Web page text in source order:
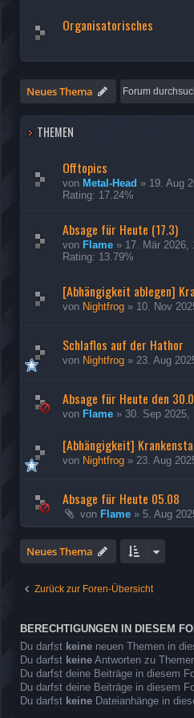
Organisatorisches
Neues Thema
THEMEN
Offtopics
von Metal-Head » 19. Aug
Rating: 17.24%
Absage für Heute (17.3)
von Flame » 17. Mär 2026,
Rating: 13.79%
[Abhängigkeit ablegen]
von Nightfrog » 10. Nov
Schlaflos auf der Hathor
von Nightfrog » 23. Aug
Absage für Heute den
von Flame » 30. Sep 2025,
[Abhängigkeit]
von Nightfrog » 23. Aug
Absage für Heute 05.08
von Flame » 5. Aug
Neues Thema
Zurück zur Foren-Übersicht
BERECHTIGUNGEN IN DIESEM
Du darfst keine neuen Themen in
Du darfst keine Antworten zu
Du darfst deine Beiträge in diesem
Du darfst deine Beiträge in diesem
Du darfst keine Dateianhänge in